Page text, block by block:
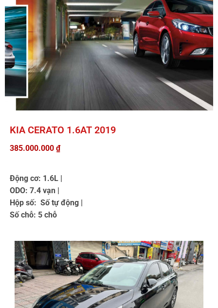
KIA CERATO 1.6AT 2019
385.000.000 ₫
Động cơ: 1.6L |
ODO: 7.4 vạn |
Hộp số: Số tự động |
Số chỗ: 5 chỗ